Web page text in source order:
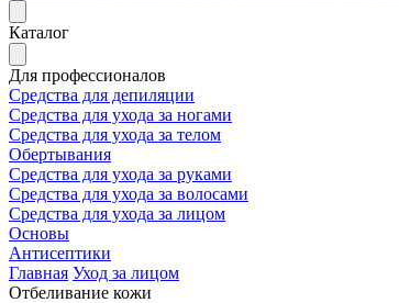
Каталог
Для профессионалов
Средства для депиляции
Средства для ухода за ногами
Средства для ухода за телом
Обертывания
Средства для ухода за руками
Средства для ухода за волосами
Средства для ухода за лицом
Основы
Антисептики
Главная Уход за лицом
Отбеливание кожи